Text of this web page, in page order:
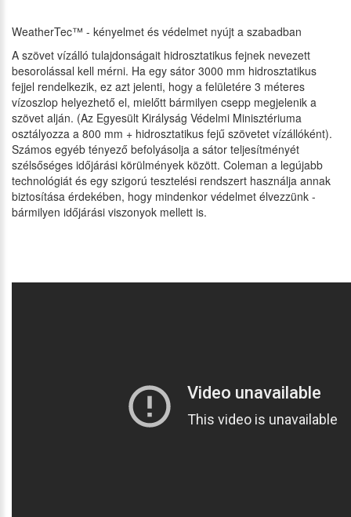
WeatherTec™ - kényelmet és védelmet nyújt a szabadban
A szövet vízálló tulajdonságait hidrosztatikus fejnek nevezett
besorolással kell mérni. Ha egy sátor 3000 mm hidrosztatikus
fejjel rendelkezik, ez azt jelenti, hogy a felületére 3 méteres
vízoszlop helyezhető el, mielőtt bármilyen csepp megjelenik a
szövet alján. (Az Egyesült Királyság Védelmi Minisztériuma
osztályozza a 800 mm + hidrosztatikus fejű szövetet vízállóként).
Számos egyéb tényező befolyásolja a sátor teljesítményét
szélsőséges időjárási körülmények között. Coleman a legújabb
technológiát és egy szigorú tesztelési rendszert használja annak
biztosítása érdekében, hogy mindenkor védelmet élvezzünk -
bármilyen időjárási viszonyok mellett is.